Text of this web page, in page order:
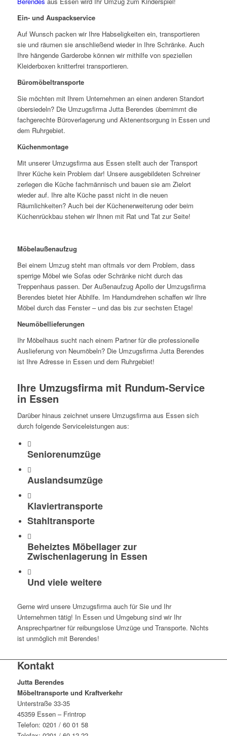
Ein- und Auspackservice
Auf Wunsch packen wir Ihre Habseligkeiten ein, transportieren
sie und räumen sie anschließend wieder in Ihre Schränke. Auch
Ihre hängende Garderobe können wir mithilfe von speziellen
Kleiderboxen knitterfrei transportieren.
Büromöbeltransporte
Sie möchten mit Ihrem Unternehmen an einen anderen Standort
übersiedeln? Die Umzugsfirma Jutta Berendes übernimmt die
fachgerechte Büroverlagerung und Aktenentsorgung in Essen und
dem Ruhrgebiet.
Küchenmontage
Mit unserer Umzugsfirma aus Essen stellt auch der Transport
Ihrer Küche kein Problem dar! Unsere ausgebildeten Schreiner
zerlegen die Küche fachmännisch und bauen sie am Zielort
wieder auf. Ihre alte Küche passt nicht in die neuen
Räumlichkeiten? Auch bei der Küchenerweiterung oder beim
Küchenrückbau stehen wir Ihnen mit Rat und Tat zur Seite!
Möbelaußenaufzug
Bei einem Umzug steht man oftmals vor dem Problem, dass
sperrige Möbel wie Sofas oder Schränke nicht durch das
Treppenhaus passen. Der Außenaufzug Apollo der Umzugsfirma
Berendes bietet hier Abhilfe. Im Handumdrehen schaffen wir Ihre
Möbel durch das Fenster – und das bis zur sechsten Etage!
Neumöbellieferungen
Ihr Möbelhaus sucht nach einem Partner für die professionelle
Auslieferung von Neumöbeln? Die Umzugsfirma Jutta Berendes
ist Ihre Adresse in Essen und dem Ruhrgebiet!
Ihre Umzugsfirma mit Rundum-Service
in Essen
Darüber hinaus zeichnet unsere Umzugsfirma aus Essen sich
durch folgende Serviceleistungen aus:
Seniorenumzüge
Auslandsumzüge
Klaviertransporte
Stahltransporte
Beheiztes Möbellager zur
Zwischenlagerung in Essen
Und viele weitere
Gerne wird unsere Umzugsfirma auch für Sie und Ihr
Unternehmen tätig! In Essen und Umgebung sind wir Ihr
Ansprechpartner für reibungslose Umzüge und Transporte. Nichts
ist unmöglich mit Berendes!
Kontakt
Jutta Berendes
Möbeltransporte und Kraftverkehr
Unterstraße 33-35
45359 Essen – Frintrop
Telefon: 0201 / 60 01 58